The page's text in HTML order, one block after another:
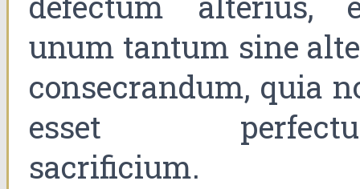
unum tantum sine
consecrandum, quia
esset
sacrificium.